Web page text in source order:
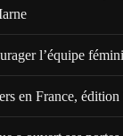
l’équipe
en France,